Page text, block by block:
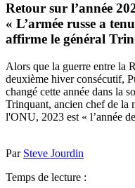
Retour sur l’année
« L’armée russe a
affirme le général
Alors que la guerre entre la
deuxième hiver consécutif,
changé cette année dans la
Trinquant, ancien chef de la
l'ONU, 2023 est « l’année
Par Steve Jourdin
Temps de lecture :